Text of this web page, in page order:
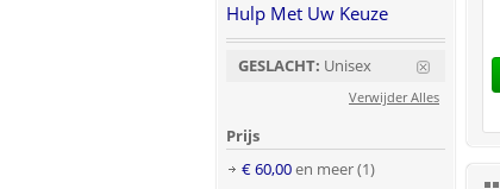
Hulp Met Uw Keuze
GESLACHT: Unisex
Verwijder Alles
Prijs
€ 60,00en meer(1)